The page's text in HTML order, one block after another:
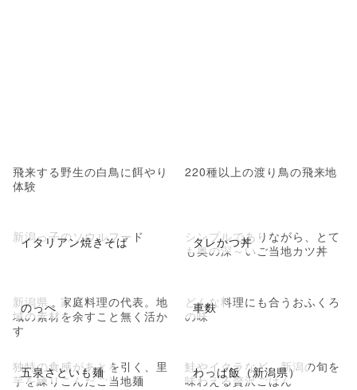
飛来する野生の白鳥に餌やり
体験
220種以上の渡り鳥の飛来地
イタリアン焼きそば
新潟っ子のソウルフード タレかつ丼
シンプルでありながら、とて
も奥の深～いご当地カツ丼
のっぺ
新潟県、家庭料理の代表。地
域の素材を余すこと無く活か
す
車麩
どんな料理にも合うおふくろ
の味
五泉さといも麺
独特の食感があとを引く、里
芋を練りこんだご当地麺
わっぱ飯（新潟県）
鮭やイクラなど、新潟の旬を
味わえる贅沢ごはん